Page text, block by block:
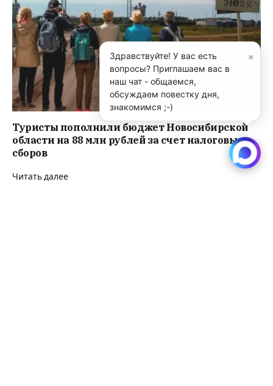
Туристы пополнили бюджет Новосибирской
области на 88 млн рублей за счет налоговых
сборов
Читать далее
×
Здравствуйте! У вас есть
вопросы? Приглашаем вас в
наш чат - общаемся,
обсуждаем повестку дня,
знакомимся ;-)